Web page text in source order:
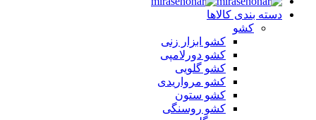
دسته بندی کالاها
کشو
کشو ابزار زنی
کشو دورلامپی
کشو گلویی
کشو مرواریدی
کشو ستون
کشو روسنگی